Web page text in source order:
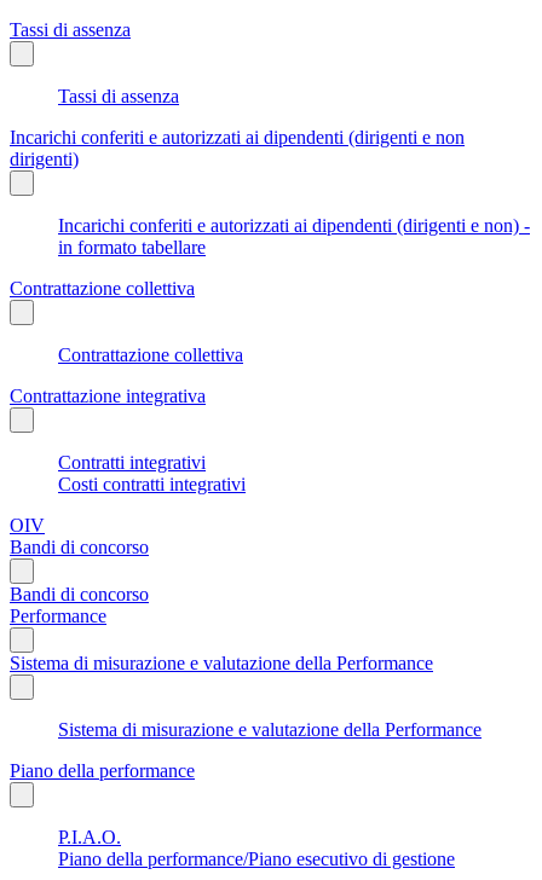
Tassi di assenza
Tassi di assenza
Incarichi conferiti e autorizzati ai dipendenti (dirigenti e non
dirigenti)
Incarichi conferiti e autorizzati ai dipendenti (dirigenti e non) -
in formato tabellare
Contrattazione collettiva
Contrattazione collettiva
Contrattazione integrativa
Contratti integrativi
Costi contratti integrativi
OIV
Bandi di concorso
Bandi di concorso
Performance
Sistema di misurazione e valutazione della Performance
Sistema di misurazione e valutazione della Performance
Piano della performance
P.I.A.O.
Piano della performance/Piano esecutivo di gestione